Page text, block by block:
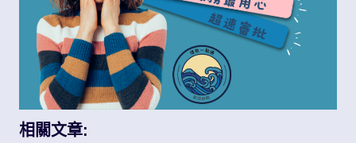
相關文章: